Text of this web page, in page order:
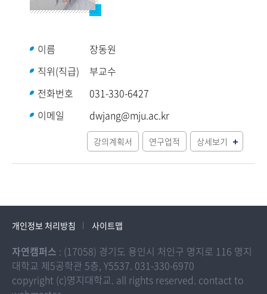
이름
장동원
직위(직급)
부교수
전화번호
031-330-6427
이메일
dwjang@mju.ac.kr
강의계획서 연구업적 상세보기
개인정보 처리방침 사이트맵
자연캠퍼스 : (17058) 경기도 용인시 처인구 명지로 116 명지
대학교 제5공학관 5층, Y5537. 031-330-6970
copyright (c)명지대학교. all rights reserved. contact to